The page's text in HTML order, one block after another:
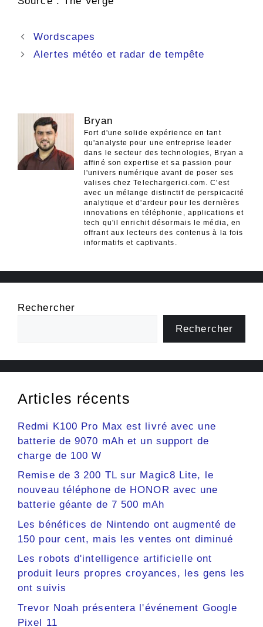
Navigation
des
Wordscapes
Alertes météo et radar de tempête
Bryan
Fort d'une solide expérience en tant
qu'analyste pour une entreprise leader
dans le secteur des technologies, Bryan a
affiné son expertise et sa passion pour
l'univers numérique avant de poser ses
valises chez Telechargerici.com. C'est
avec un mélange distinctif de perspicacité
analytique et d'ardeur pour les dernières
innovations en téléphonie, applications et
tech qu'il enrichit désormais le média, en
offrant aux lecteurs des contenus à la fois
informatifs et captivants.
Rechercher
Rechercher
Articles récents
Redmi K100 Pro Max est livré avec une
batterie de 9070 mAh et un support de
charge de 100 W
Remise de 3 200 TL sur Magic8 Lite, le
nouveau téléphone de HONOR avec une
batterie géante de 7 500 mAh
Les bénéfices de Nintendo ont augmenté de
150 pour cent, mais les ventes ont diminué
Les robots d'intelligence artificielle ont
produit leurs propres croyances, les gens les
ont suivis
Trevor Noah présentera l'événement Google
Pixel 11